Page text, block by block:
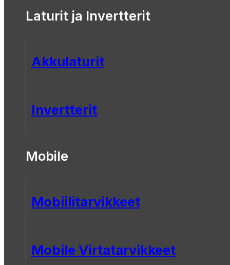
Laturit ja Invertterit
Akkulaturit
Invertterit
Mobile
Mobiilitarvikkeet
Mobile Virtatarvikkeet